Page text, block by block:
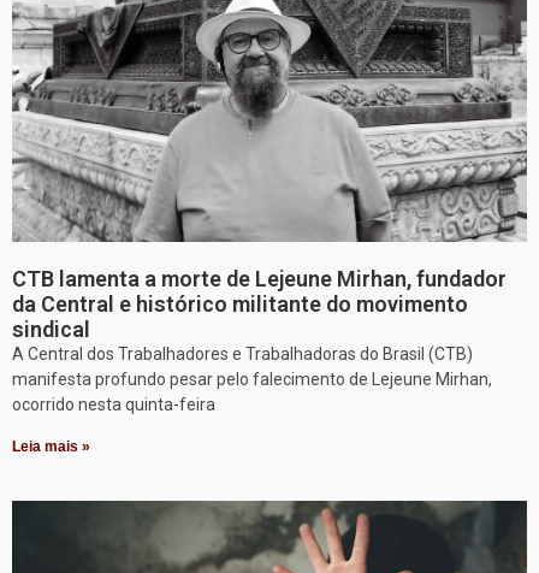
CTB lamenta a morte de Lejeune Mirhan, fundador
da Central e histórico militante do movimento
sindical
A Central dos Trabalhadores e Trabalhadoras do Brasil (CTB)
manifesta profundo pesar pelo falecimento de Lejeune Mirhan,
ocorrido nesta quinta-feira
Leia mais »